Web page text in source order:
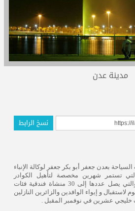
مدينة عدن
نسخ الرابط
بعدن جعفر أبو بكر جعفر لوكالة الإنباء
تستمر شهرين مخصصة لتأهيل الكوادر
الفندقية العاملة في عدن والتي يصل عددها إلى 30 منشاة فندقية فئات
نجوم و4 نجوم و3 نجوم لاستقبال و إيواء الوافدين والزائرين النازلين
خليجي عشرين في نوفمبر المقبل .